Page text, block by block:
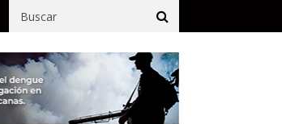
de avance en obras de terracería